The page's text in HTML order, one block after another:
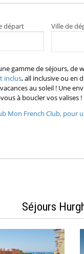
départ Ville de
gamme de séjours, de
inclus, all inclusive ou en
au soleil ! Une
à boucler vos valises !
Mon French Club, pour
Séjours